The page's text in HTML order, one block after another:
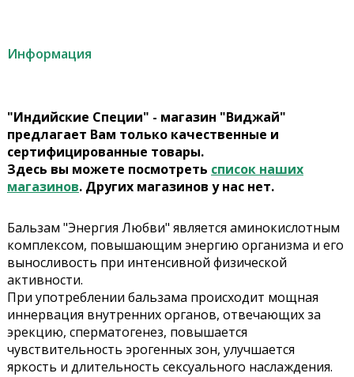
Информация
"Индийские Специи" - магазин "Виджай"
предлагает Вам только качественные и
сертифицированные товары.
Здесь вы можете посмотреть список наших
магазинов. Других магазинов у нас нет.
Бальзам "Энергия Любви" является аминокислотным
комплексом, повышающим энергию организма и его
выносливость при интенсивной физической
активности.
При употреблении бальзама происходит мощная
иннервация внутренних органов, отвечающих за
эрекцию, сперматогенез, повышается
чувствительность эрогенных зон, улучшается
яркость и длительность сексуального наслаждения.